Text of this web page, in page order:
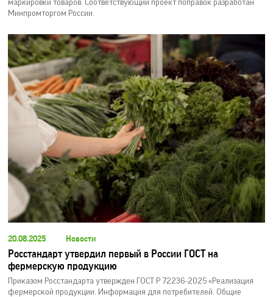
маркировки товаров. Соответствующий проект поправок разработан
Минпромторгом России.
20.08.2025 Новости
Росстандарт утвердил первый в России ГОСТ на
фермерскую продукцию
Приказом Росстандарта утвержден ГОСТ Р 72236-2025 «Реализация
фермерской продукции. Информация для потребителей. Общие